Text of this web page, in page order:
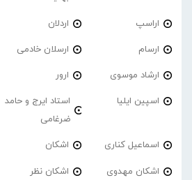
اراسپ اردلان
ارسام ارسلان خادمی
ارشاد موسوی ارور
اسپین ایلیا
استاد ایرج و حامد
ضرغامی
اسماعیل کناری اشکان
اشکان مهدوی اشکان نظر